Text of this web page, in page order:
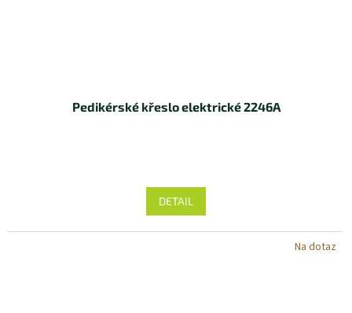
Pedikérské křeslo elektrické 2246A
DETAIL
Na dotaz